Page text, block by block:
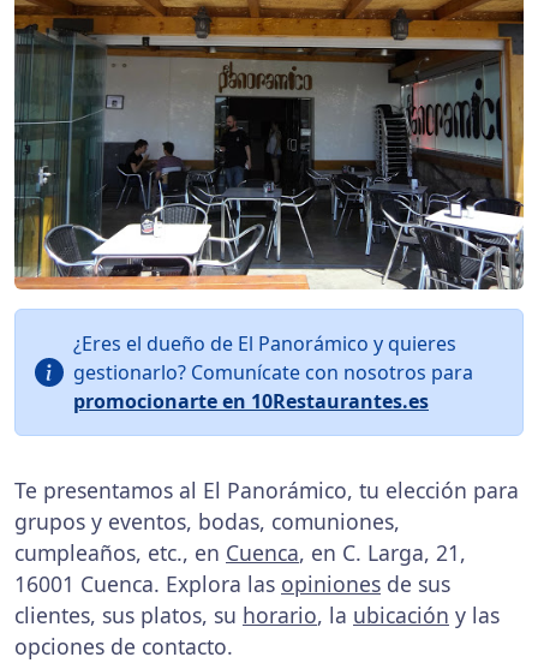
¿Eres el dueño de El Panorámico y quieres
gestionarlo? Comunícate con nosotros para
promocionarte en 10Restaurantes.es
Te presentamos al El Panorámico, tu elección para
grupos y eventos, bodas, comuniones,
cumpleaños, etc., en Cuenca, en C. Larga, 21,
16001 Cuenca. Explora las opiniones de sus
clientes, sus platos, su horario, la ubicación y las
opciones de contacto.